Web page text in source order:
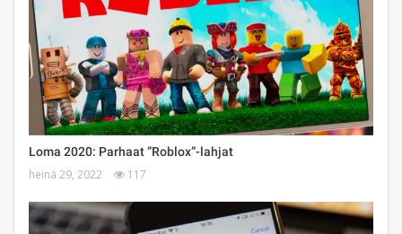
Loma 2020: Parhaat ”Roblox”-lahjat
heinä 29, 2022 117